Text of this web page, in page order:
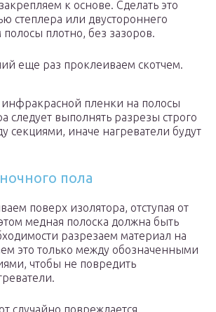
к основе. Сделать это
степлера или двустороннего
полосы плотно, без зазоров.
еще раз проклеиваем скотчем.
пленки на полосы
следует выполнять разрезы строго
секциями, иначе нагреватели будут
пола
поверх изолятора, отступая от
медная полоска должна быть
разрезаем материал на
это только между обозначенными
чтобы не повредить
случайно повреждается